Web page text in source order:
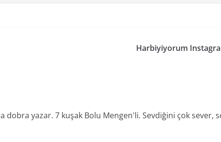
Harbiyiyorum
yazar. 7 kuşak Bolu Mengen'li. Sevdiğini çok sever,